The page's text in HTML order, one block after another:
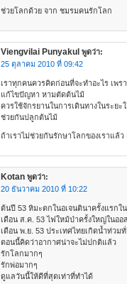
ช่วยโลกด้วย จาก ชมรมคนรักโลก
Viengvilai Punyakul พูดว่า:
25 ตุลาคม 2010 ที่ 09:42
เราทุกคนควรคิดก่อนที่จะทำอะไร เพร
แก้ไขปัญหา หามตัดต้นไม้
ควรใช้จักรยานในการเดินทางในระยะ
ช่วยกันปลูกต้นไม้
ถ้าเราไม่ช่วยกันรักษาโลกของเราแล้
Kotan พูดว่า:
20 ธันวาคม 2010 ที่ 10:22
ต้นปี 53 หิมะตกในอเจนตินาครั้งแรกใ
เดือน ส.ค. 53 ไฟใหม้ป่าครั้งใหญ่ในอ
เดือน พ.ย. 53 ประเทศไทยเกิดน้ำท่วม
ตอนนี้คิดว่าอากาศน่าจะไม่ปกติแล้ว
รักโลกมากๆ
รักพ่อมากๆ
ดูแลวันนี้ให้ดีที่สุดเท่าที่ทำได้